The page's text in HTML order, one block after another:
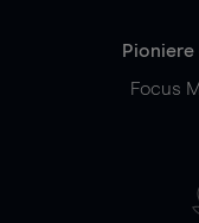
Focus